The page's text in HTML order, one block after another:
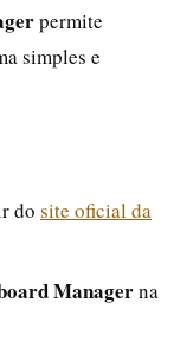
permite
simples e
do site oficial da
Managerna